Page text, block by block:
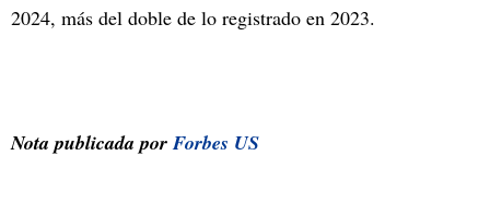
2024, más del doble de lo registrado en 2023.
Nota publicada porForbes US